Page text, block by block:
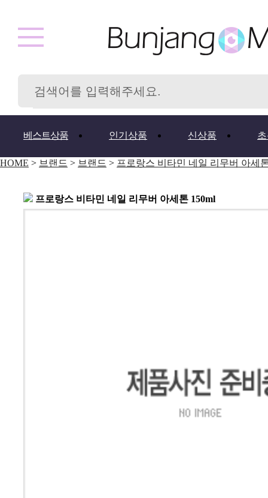
베스트상품 인기상품 신상품
HOME > 브랜드 > 브랜드 > 프로랑스 비타민 네일 리무버 아세
프로랑스 비타민 네일 리무버 아세톤 150ml